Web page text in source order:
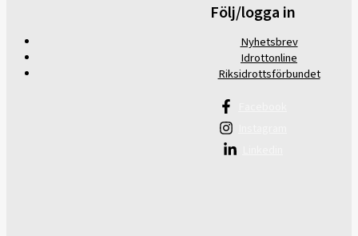
Följ/logga in
Nyhetsbrev
Idrottonline
Riksidrottsförbundet